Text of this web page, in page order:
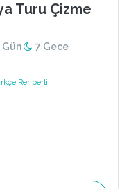
Turu Çizme
Gün
7 Gece
Rehberli